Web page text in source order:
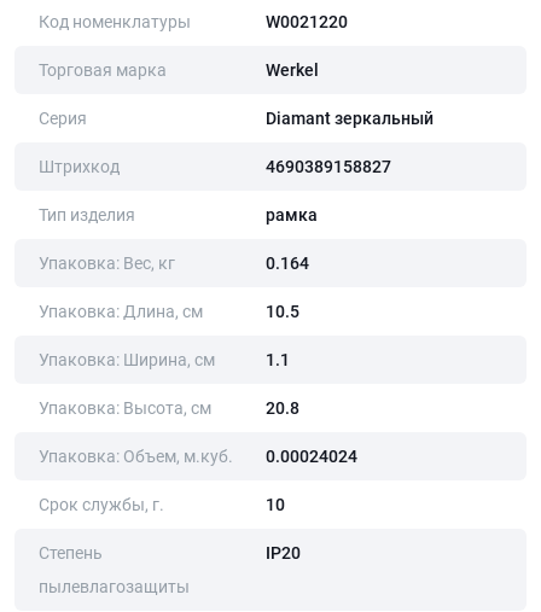
Код номенклатуры W0021220
Торговая марка Werkel
Серия Diamant зеркальный
Штрихкод 4690389158827
Тип изделия рамка
Упаковка: Вес, кг 0.164
Упаковка: Длина, cм 10.5
Упаковка: Ширина, cм 1.1
Упаковка: Высота, cм 20.8
Упаковка: Объем, м.куб. 0.00024024
Срок службы, г. 10
Степень
пылевлагозащиты
IP20